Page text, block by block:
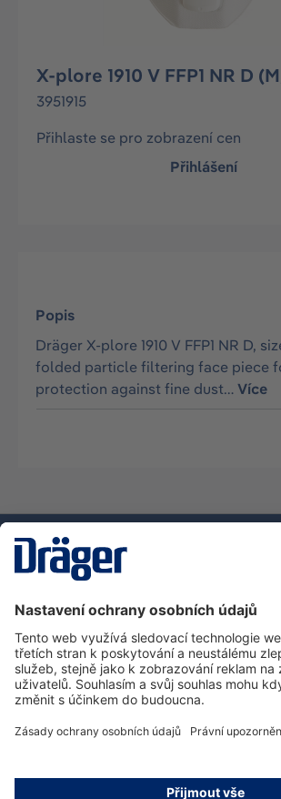
X-plore 1910 V FFP1 NR D
3951915
Přihlaste se pro zobrazení cen
Přihlášení
Popis
Dräger X-plore 1910 V FFP1 NR D,
folded particle filtering face piece
protection against fine dust…Více
Zákaznická infolinka
O společnosti Dräger
Informace